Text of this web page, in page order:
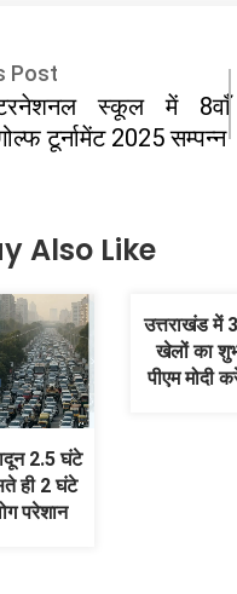
Post
स्कूल में 8वाँ
टूर्नामेंट 2025 सम्पन्न
Also Like
2.5 घंटे
ही 2 घंटे
परेशान
उत्तराखंड में
खेलों का
पीएम मोदी